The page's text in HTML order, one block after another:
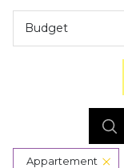
Budget
Appartement